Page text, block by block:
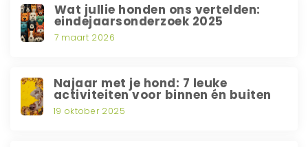
Wat jullie honden ons vertelden:
eindejaarsonderzoek 2025
7 maart 2026
Najaar met je hond: 7 leuke
activiteiten voor binnen én buiten
19 oktober 2025